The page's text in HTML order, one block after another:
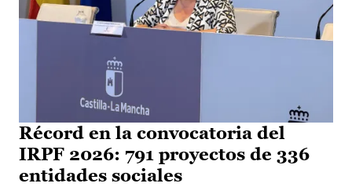
Récord en la convocatoria del
IRPF 2026: 791 proyectos de 336
entidades sociales